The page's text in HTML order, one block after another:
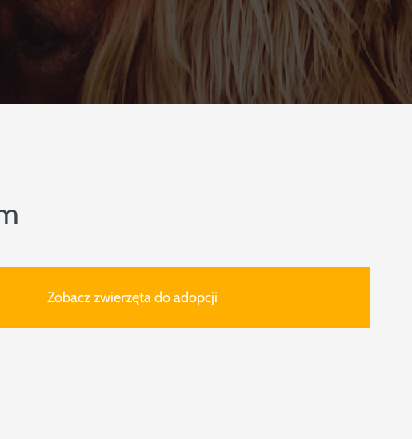
Zobacz zwierzęta do adopcji